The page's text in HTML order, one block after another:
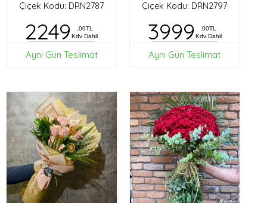
Çiçek Kodu: DRN2787
2249
,00TL
Kdv Dahil
Aynı Gün Teslimat
Çiçek Kodu: DRN2797
3999
,00TL
Kdv Dahil
Aynı Gün Teslimat